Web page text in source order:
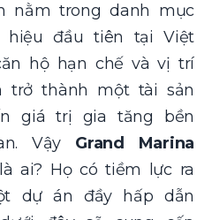
nằm trong danh mục
hiệu đầu tiên tại Việt
hộ hạn chế và vị trí
trở thành một tài sản
giá trị gia tăng bền
Vậy Grand Marina
ai? Họ có tiềm lực ra
dự án đầy hấp dẫn